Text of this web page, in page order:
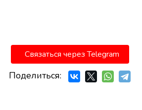
Связаться через Telegram
Поделиться: